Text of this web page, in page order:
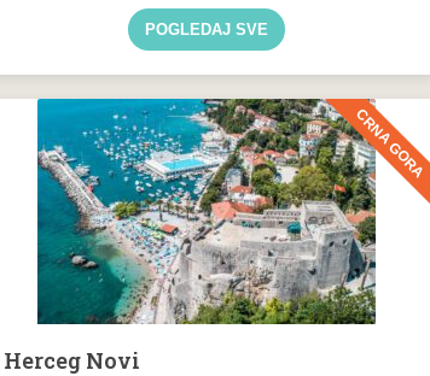
POGLEDAJ SVE
CRNA GORA
Herceg Novi